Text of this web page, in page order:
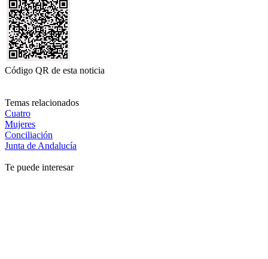
Código QR de esta noticia
Temas relacionados
Cuatro
Mujeres
Conciliación
Junta de Andalucía
Te puede interesar